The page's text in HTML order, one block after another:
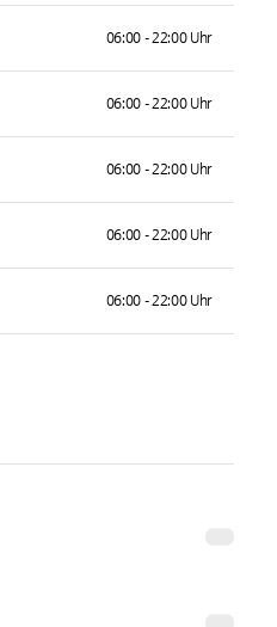
06:00 - 22:00 Uhr
06:00 - 22:00 Uhr
06:00 - 22:00 Uhr
06:00 - 22:00 Uhr
06:00 - 22:00 Uhr